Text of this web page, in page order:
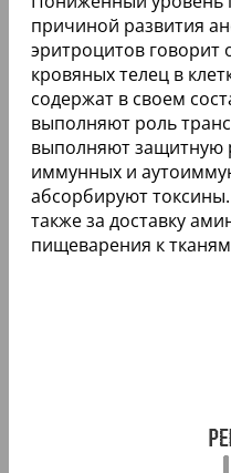
причиной развития
эритроцитов говорит
кровяных телец в
содержат в своем
выполняют роль
выполняют защитную
иммунных и
абсорбируют
также за доставку
пищеварения к